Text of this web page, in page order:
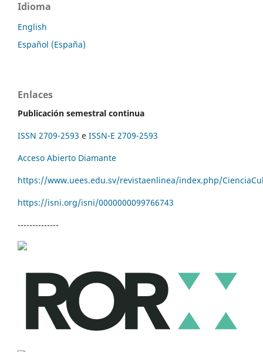
Idioma
English
Español (España)
Enlaces
Publicación semestral continua
ISSN 2709-2593 e ISSN-E 2709-2593
Acceso Abierto Diamante
https://www.uees.edu.sv/revistaenlinea/index.php/
https://isni.org/isni/0000000099766743
--------------